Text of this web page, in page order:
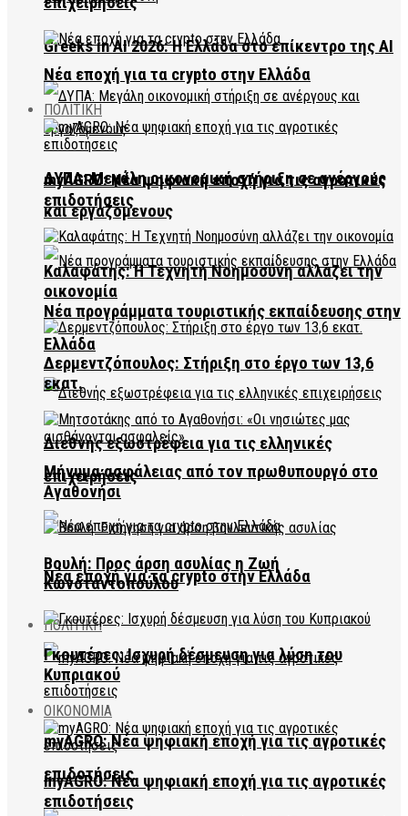
Greeks in AI 2026: Η Ελλάδα στο επίκεντρο της AI
ΔΥΠΑ: Μεγάλη οικονομική στήριξη σε ανέργους
και εργαζόμενους
Νέα προγράμματα τουριστικής εκπαίδευσης στην
Ελλάδα
Διεθνής εξωστρέφεια για τις ελληνικές
επιχειρήσεις
Νέα εποχή για τα crypto στην Ελλάδα
ΠΟΛΙΤΙΚΗ
myAGRO: Νέα ψηφιακή εποχή για τις αγροτικές
επιδοτήσεις
Νέα εποχή για τα crypto στην Ελλάδα
ΠΟΛΙΤΙΚΗ
myAGRO: Νέα ψηφιακή εποχή για τις αγροτικές
επιδοτήσεις
Καλαφάτης: Η Τεχνητή Νοημοσύνη αλλάζει την
οικονομία
Δερμεντζόπουλος: Στήριξη στο έργο των 13,6
εκατ.
Μήνυμα ασφάλειας από τον πρωθυπουργό στο
Αγαθονήσι
Βουλή: Προς άρση ασυλίας η Ζωή
Κωνσταντοπούλου
Γκουτέρες: Ισχυρή δέσμευση για λύση του
Κυπριακού
ΟΙΚΟΝΟΜΙΑ
myAGRO: Νέα ψηφιακή εποχή για τις αγροτικές
επιδοτήσεις